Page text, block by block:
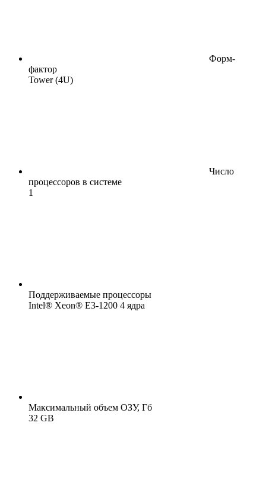
Форм-
фактор
Tower (4U)
Число
процессоров в системе
1
Поддерживаемые процессоры
Intel® Xeon® E3-1200 4 ядра
Максимальный объем ОЗУ, Гб
32 GB